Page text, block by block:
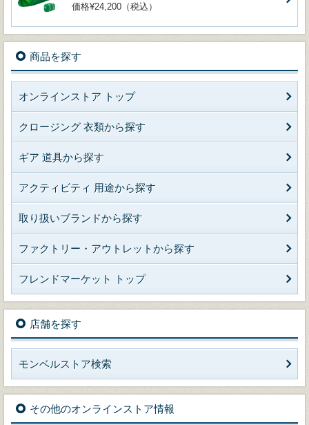
価格¥24,200（税込）
商品を探す
オンラインストア トップ
クロージング 衣類から探す
ギア 道具から探す
アクティビティ 用途から探す
取り扱いブランドから探す
ファクトリー・アウトレットから探す
フレンドマーケット トップ
店舗を探す
モンベルストア検索
その他のオンラインストア情報